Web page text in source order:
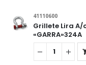
41110600
Grillete Lira A/
«GARRA»324A